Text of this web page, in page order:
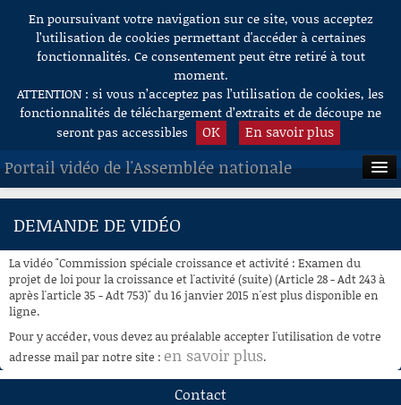
Aller au contenu
En poursuivant votre navigation sur ce site, vous acceptez
l’utilisation de cookies permettant d'accéder à certaines
fonctionnalités. Ce consentement peut être retiré à tout
moment.
ATTENTION : si vous n’acceptez pas l’utilisation de cookies, les
fonctionnalités de téléchargement d’extraits et de découpe ne
seront pas accessibles
OK En savoir plus
Portail vidéo de l'Assemblée nationale
ACCUEIL
À LA DEMANDE
RECHERCHE
AIDE À LA DÉCOUPE
DE VIDÉOS
DEMANDE DE VIDÉO
La vidéo "Commission spéciale croissance et activité : Examen du
projet de loi pour la croissance et l'activité (suite) (Article 28 - Adt 243 à
après l'article 35 - Adt 753)" du 16 janvier 2015 n'est plus disponible en
ligne.
Pour y accéder, vous devez au préalable accepter l'utilisation de votre
adresse mail par notre site : en savoir plus.
Contact